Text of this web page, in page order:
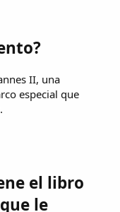
II, una
especial que
el libro
le